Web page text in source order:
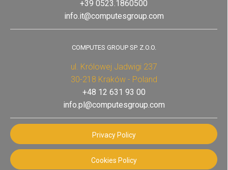
+39 0523.1860500
info.it@computesgroup.com
COMPUTES GROUP SP. Z.O.O.
ul. Królowej Jadwigi 237
30-218 Kraków - Poland
+48 12 631 93 00
info.pl@computesgroup.com
Privacy Policy
Cookies Policy